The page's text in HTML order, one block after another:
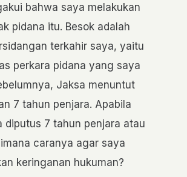
bahwa saya melakukan
pidana itu. Besok adalah
terkahir saya, yaitu
perkara pidana yang saya
Jaksa menuntut
7 tahun penjara. Apabila
diputus 7 tahun penjara atau
caranya agar saya
keringanan hukuman?